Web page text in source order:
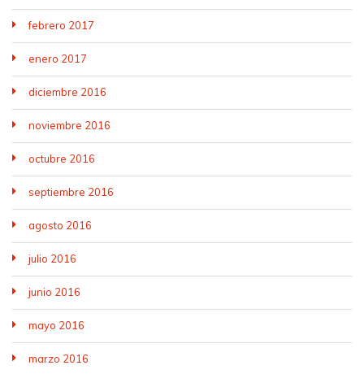
febrero 2017
enero 2017
diciembre 2016
noviembre 2016
octubre 2016
septiembre 2016
agosto 2016
julio 2016
junio 2016
mayo 2016
marzo 2016